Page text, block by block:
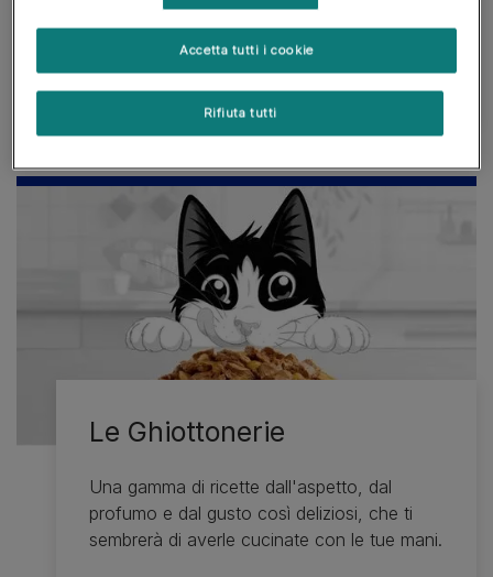
leccarsi i baffi!
Scopri tutti i prodotti
Le Ghiottonerie
Una gamma di ricette dall'aspetto, dal
profumo e dal gusto così deliziosi, che ti
sembrerà di averle cucinate con le tue mani.
Rifiuta tutti
Accetta tutti i cookie